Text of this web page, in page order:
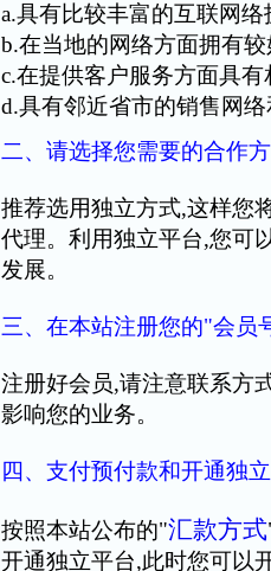
a.具有比较丰富的互联网
b.在当地的网络方面拥有
c.在提供客户服务方面具
d.具有邻近省市的销售网
二、请选择您需要的合作
推荐选用独立方式,这样您
代理。利用独立平台,您可
发展。
三、在本站注册您的"会员
注册好会员,请注意联系方
影响您的业务。
四、支付预付款和开通独
按照本站公布的"汇款方式
开通独立平台,此时您可以